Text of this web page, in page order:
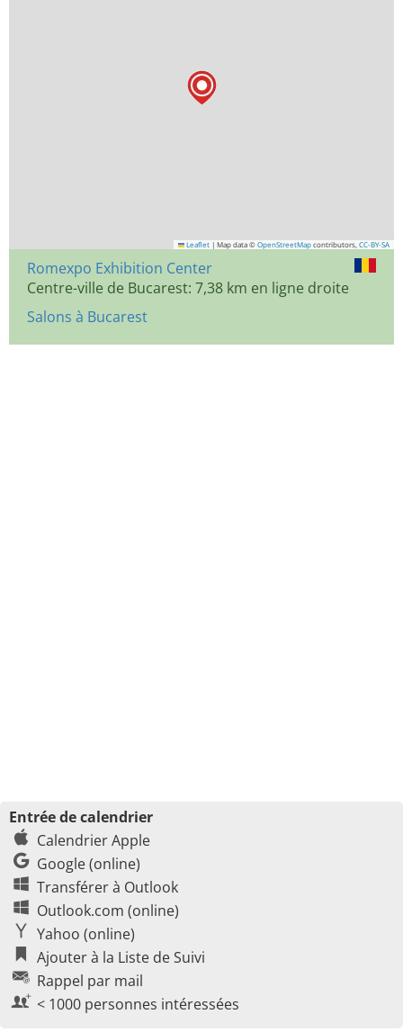
Leaflet | Map data © OpenStreetMap contributors, CC-BY-SA
Romexpo Exhibition Center
Centre-ville de Bucarest: 7,38 km en ligne droite
Salons à Bucarest
Entrée de calendrier
Calendrier Apple
Google (online)
Transférer à Outlook
Outlook.com (online)
Yahoo (online)
Ajouter à la Liste de Suivi
Rappel par mail
< 1000 personnes intéressées